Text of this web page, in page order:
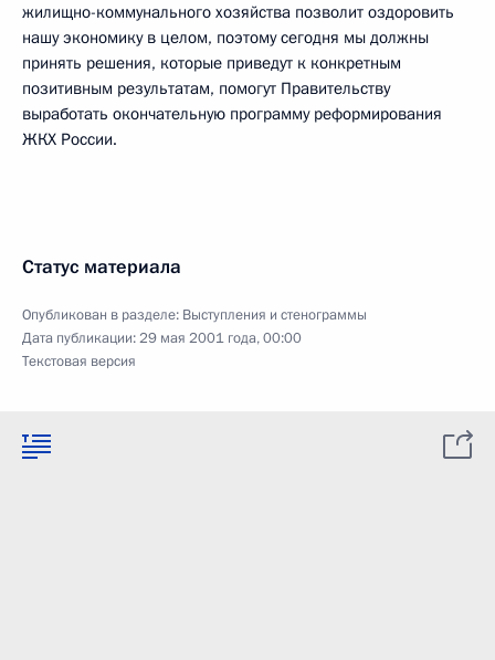
жилищно-коммунального хозяйства позволит оздоровить
нашу экономику в целом, поэтому сегодня мы должны
принять решения, которые приведут к конкретным
позитивным результатам, помогут Правительству
выработать окончательную программу реформирования
ЖКХ России.
Статус материала
Опубликован в разделе: Выступления и стенограммы
Дата публикации:29 мая 2001 года, 00:00
Текстовая версия